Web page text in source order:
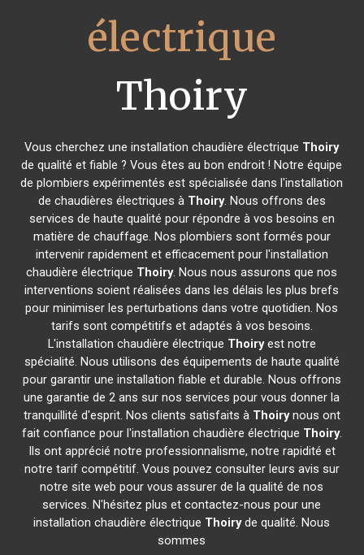
électrique
Thoiry
Vous cherchez une installation chaudière électrique Thoiry
de qualité et fiable ? Vous êtes au bon endroit ! Notre équipe
de plombiers expérimentés est spécialisée dans l'installation
de chaudières électriques à Thoiry. Nous offrons des
services de haute qualité pour répondre à vos besoins en
matière de chauffage. Nos plombiers sont formés pour
intervenir rapidement et efficacement pour l'installation
chaudière électrique Thoiry. Nous nous assurons que nos
interventions soient réalisées dans les délais les plus brefs
pour minimiser les perturbations dans votre quotidien. Nos
tarifs sont compétitifs et adaptés à vos besoins.
L'installation chaudière électrique Thoiryest notre
spécialité. Nous utilisons des équipements de haute qualité
pour garantir une installation fiable et durable. Nous offrons
une garantie de 2 ans sur nos services pour vous donner la
tranquillité d'esprit. Nos clients satisfaits à Thoirynous ont
fait confiance pour l'installation chaudière électrique Thoiry.
Ils ont apprécié notre professionnalisme, notre rapidité et
notre tarif compétitif. Vous pouvez consulter leurs avis sur
notre site web pour vous assurer de la qualité de nos
services. N'hésitez plus et contactez-nous pour une
installation chaudière électrique Thoiryde qualité. Nous
sommes